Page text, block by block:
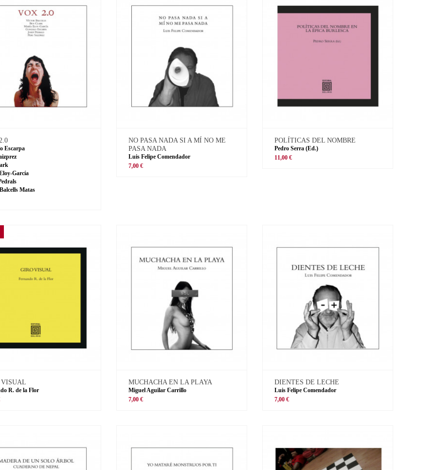
Escarpa
García
Matas
NO PASA NADA SI A MÍ NO ME
PASA NADA
Luis Felipe Comendador
7,00 €
POLÍTICAS DEL NOMBRE
Pedro Serra (Ed.)
11,00 €
VISUAL
R. de la Flor
MUCHACHA EN LA PLAYA
Miguel Aguilar Carrillo
7,00 €
DIENTES DE LECHE
Luis Felipe Comendador
7,00 €